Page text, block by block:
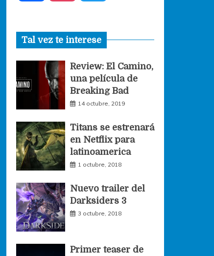
c
e
b
o
o
s
t
a
g
r
m
i
t
t
r
Tal vez te interese
Review: El Camino,
una película de
Breaking Bad
14 octubre, 2019
Titans se estrenará
en Netflix para
latinoamerica
1 octubre, 2018
Nuevo trailer del
Darksiders 3
3 octubre, 2018
Primer teaser de